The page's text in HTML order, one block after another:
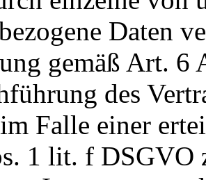
Daten
gemäß Art.
des
Falle einer
1 lit. f DSGVO